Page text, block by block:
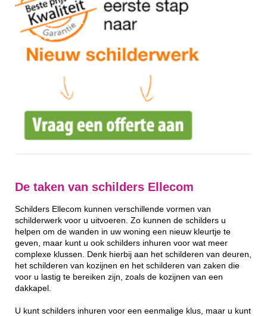
De taken van schilders Ellecom
Schilders Ellecom kunnen verschillende vormen van
schilderwerk voor u uitvoeren. Zo kunnen de schilders u
helpen om de wanden in uw woning een nieuw kleurtje te
geven, maar kunt u ook schilders inhuren voor wat meer
complexe klussen. Denk hierbij aan het schilderen van deuren,
het schilderen van kozijnen en het schilderen van zaken die
voor u lastig te bereiken zijn, zoals de kozijnen van een
dakkapel.
U kunt schilders inhuren voor een eenmalige klus, maar u kunt